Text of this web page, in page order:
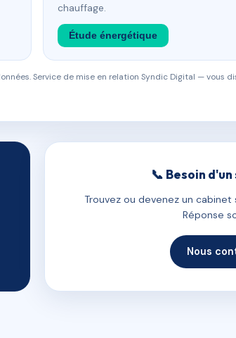
chauffage.
Étude énergétique
Service de mise en relation Syndic Digital — vous
📞 Besoin
Trouvez ou devenez un
Réponse
Nous